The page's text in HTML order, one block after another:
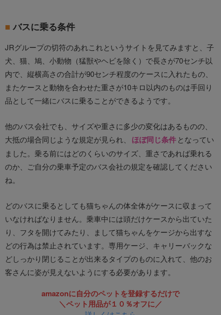
バスに乗る条件
JRグループの切符のあれこれというサイトを見てみますと、子
犬、猫、鳩、小動物（猛獣やヘビを除く）で長さが70センチ以
内で、縦横高さの合計が90センチ程度のケースに入れたもの、
またケースと動物を合わせた重さが10キロ以内のものは手回り
品として一緒にバスに乗ることができるようです。
他のバス会社でも、サイズや重さに多少の変化はあるものの、
大抵の場合同じような規定が見られ、
ほぼ同じ条件となってい
ました。乗る前にはどのくらいのサイズ、重さであれば乗れる
のか、ご自分の乗車予定のバス会社の規定を確認してください
ね。
どのバスに乗るとしても猫ちゃんの体全体がケースに収まって
いなければなりません。乗車中には頭だけケースから出ていた
り、フタを開けてみたり、まして猫ちゃんをケージから出すな
どの行為は禁止されています。専用ケージ、キャリーバックな
どしっかり閉じることが出来るタイプのものに入れて、他のお
客さんに姿が見えないようにする必要があります。
amazonに自分のペットを登録するだけで
＼ペット用品が１０％オフに／